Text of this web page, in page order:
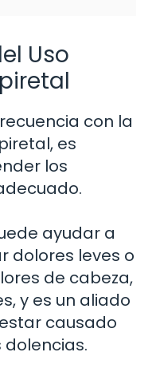
Uso
con la
es
los
ayudar a
dolores leves o
de cabeza,
y es un aliado
causado